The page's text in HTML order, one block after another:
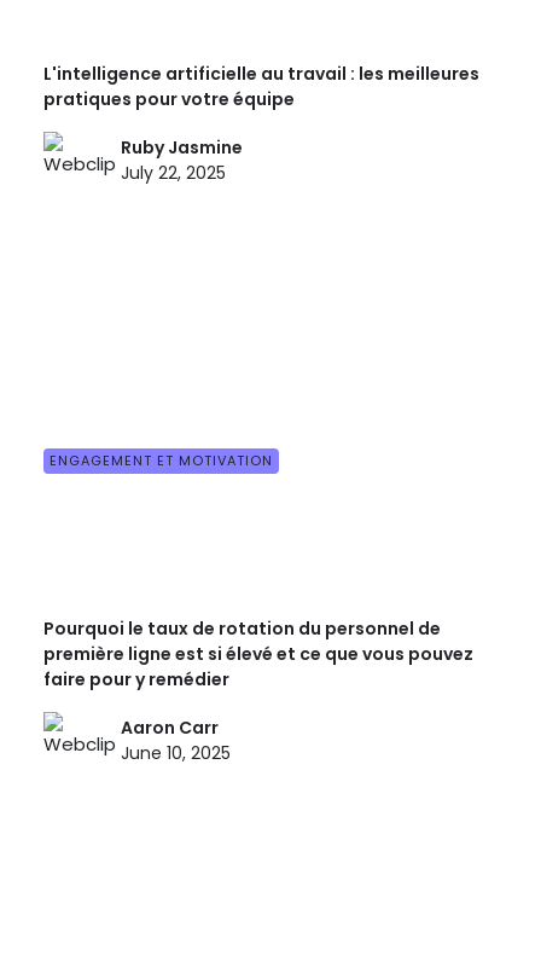
L'intelligence artificielle au travail : les meilleures
pratiques pour votre équipe
Ruby Jasmine
July 22, 2025
ENGAGEMENT ET MOTIVATION
Pourquoi le taux de rotation du personnel de
première ligne est si élevé et ce que vous pouvez
faire pour y remédier
Aaron Carr
June 10, 2025